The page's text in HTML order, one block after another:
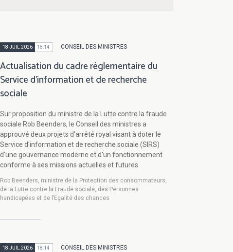
18 JUIL 2026 18:14 CONSEIL DES MINISTRES
Actualisation du cadre réglementaire du
Service d'information et de recherche
sociale
Sur proposition du ministre de la Lutte contre la fraude
sociale Rob Beenders, le Conseil des ministres a
approuvé deux projets d'arrêté royal visant à doter le
Service d'information et de recherche sociale (SIRS)
d'une gouvernance moderne et d'un fonctionnement
conforme à ses missions actuelles et futures.
Rob Beenders, ministre de la Protection des consommateurs,
de la Lutte contre la Fraude sociale, des Personnes
handicapées et de l’Egalité des chances
18 JUIL 2026 18:14 CONSEIL DES MINISTRES